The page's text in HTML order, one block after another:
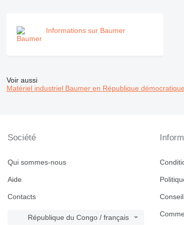
Informations sur Baumer
Voir aussi
Matériel industriel Baumer en République
Société
Qui sommes-nous
Aide
Contacts
République du Congo / français